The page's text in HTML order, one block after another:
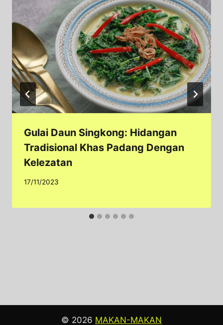
Gulai Daun Singkong: Hidangan
Tradisional Khas Padang Dengan
Kelezatan
17/11/2023
© 2026 MAKAN-MAKAN